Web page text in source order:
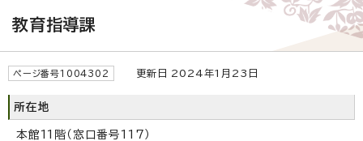
教育指導課
ページ番号1004302 更新日 2024年1月23日
所在地
本館11階（窓口番号117）